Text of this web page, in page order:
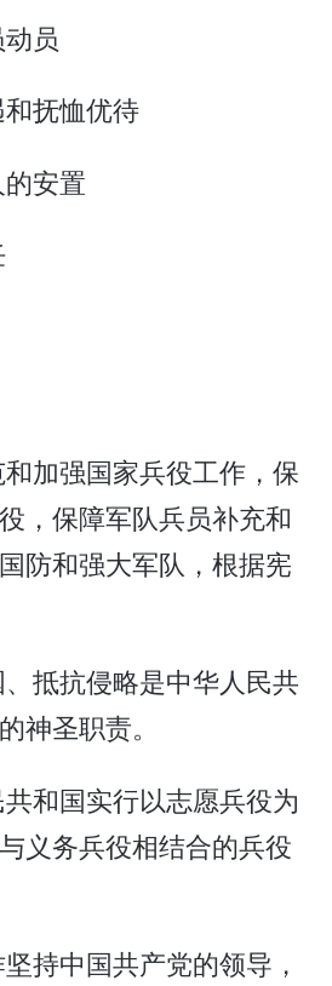
员
抚恤优待
安置
加强国家兵役工作，保
，保障军队兵员补充和
防和强大军队，根据宪
抵抗侵略是中华人民共
神圣职责。
和国实行以志愿兵役为
义务兵役相结合的兵役
持中国共产党的领导，